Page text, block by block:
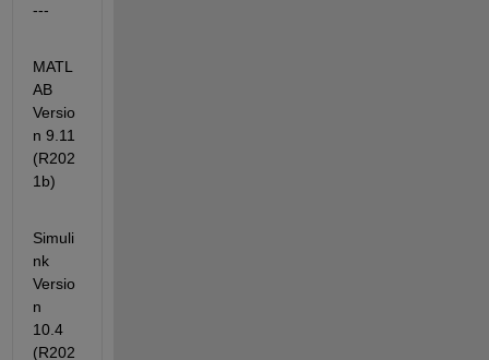
---
MATL
AB
Versio
n 9.11
(R202
1b)
Simuli
nk
Versio
n
10.4
(R202